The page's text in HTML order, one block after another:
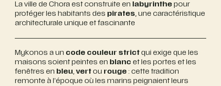
La ville de Chora est construite en labyrinthe pour
protéger les habitants des pirates, une caractéristique
architecturale unique et fascinante
Mykonos a un code couleur strict qui exige que les
maisons soient peintes en blanc et les portes et les
fenêtres en bleu, vert ou rouge : cette tradition
remonte à l’époque où les marins peignaient leurs